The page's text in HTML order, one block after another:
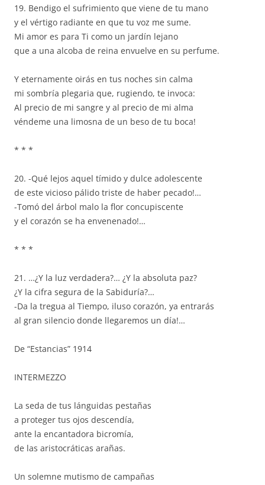
19. Bendigo el sufrimiento que viene de tu mano
y el vértigo radiante en que tu voz me sume.
Mi amor es para Ti como un jardín lejano
que a una alcoba de reina envuelve en su perfume.
Y eternamente oirás en tus noches sin calma
mi sombría plegaria que, rugiendo, te invoca:
Al precio de mi sangre y al precio de mi alma
véndeme una limosna de un beso de tu boca!
* * *
20. -Qué lejos aquel tímido y dulce adolescente
de este vicioso pálido triste de haber pecado!…
-Tomó del árbol malo la flor concupiscente
y el corazón se ha envenenado!…
* * *
21. …¿Y la luz verdadera?… ¿Y la absoluta paz?
¿Y la cifra segura de la Sabiduría?…
-Da la tregua al Tiempo, iluso corazón, ya entrarás
al gran silencio donde llegaremos un día!…
De “Estancias” 1914
INTERMEZZO
La seda de tus lánguidas pestañas
a proteger tus ojos descendía,
ante la encantadora bicromía,
de las aristocráticas arañas.
Un solemne mutismo de campañas